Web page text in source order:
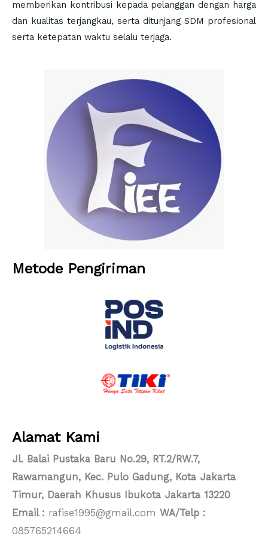
memberikan kontribusi kepada pelanggan dengan harga
dan kualitas terjangkau, serta ditunjang SDM profesional
serta ketepatan waktu selalu terjaga.
Metode Pengiriman
Alamat Kami
Jl. Balai Pustaka Baru No.29, RT.2/RW.7,
Rawamangun, Kec. Pulo Gadung, Kota Jakarta
Timur, Daerah Khusus Ibukota Jakarta 13220
Email : rafise1995@gmail.com WA/Telp :
085765214664